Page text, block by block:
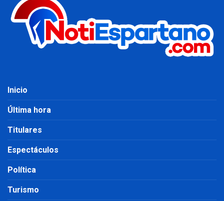
Inicio
Última hora
Titulares
Espectáculos
Política
Turismo